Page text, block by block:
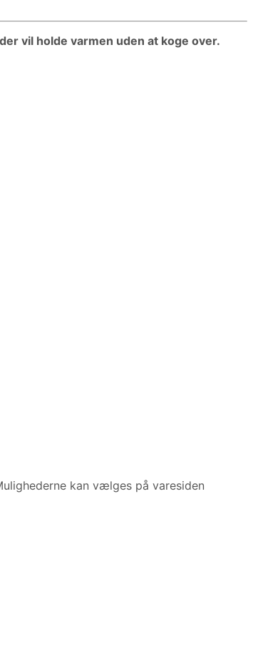
vil holde varmen uden at koge over.
kan vælges på varesiden